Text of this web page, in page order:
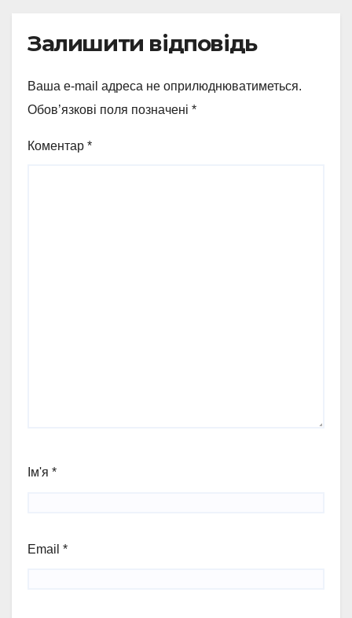
Залишити відповідь
Ваша e-mail адреса не оприлюднюватиметься.
Обов’язкові поля позначені *
Коментар *
Ім'я *
Email *